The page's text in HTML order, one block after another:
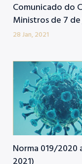
Comunicado do
Ministros de 7
28 Jan, 2021
Norma 019/2020